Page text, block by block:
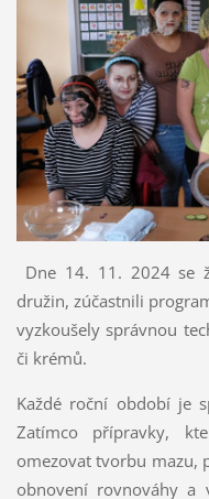
Dne 14. 11. 2024 se
družin, zúčastnili
vyzkoušely správnou
či krémů.
Každé roční období je
Zatímco přípravky,
omezovat tvorbu mazu,
obnovení rovnováhy a